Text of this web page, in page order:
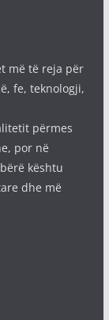
më të reja për
fe, teknologji,
përmes
por në
kështu
dhe më